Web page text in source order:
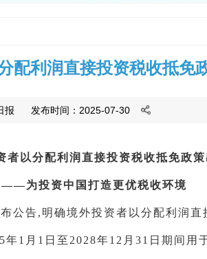
配利润直接投资税收抵免
报 发布时间：2025-07-30
者以分配利润直接投资税收抵免政策
——为投资中国打造更优税收环境
公告,明确境外投资者以分配利润
1月1日至2028年12月31日期间用